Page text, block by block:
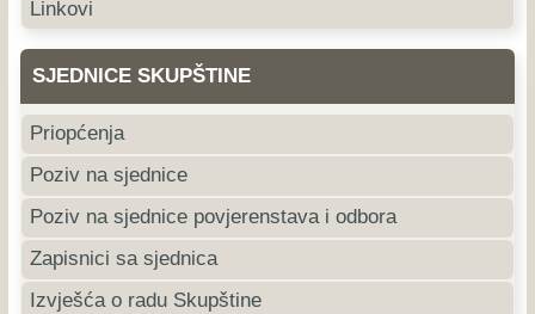
Linkovi
SJEDNICE SKUPŠTINE
Priopćenja
Poziv na sjednice
Poziv na sjednice povjerenstava i odbora
Zapisnici sa sjednica
Izvješća o radu Skupštine